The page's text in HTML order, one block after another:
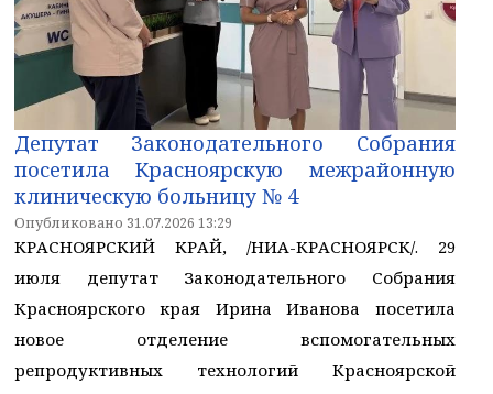
Депутат Законодательного Собрания
посетила Красноярскую межрайонную
клиническую больницу № 4
Опубликовано 31.07.2026 13:29
КРАСНОЯРСКИЙ КРАЙ, /НИА-КРАСНОЯРСК/. 29
июля депутат Законодательного Собрания
Красноярского края Ирина Иванова посетила
новое отделение вспомогательных
репродуктивных технологий Красноярской